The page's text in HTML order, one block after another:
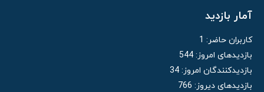
آمار بازدید
کاربران حاضر: 1
بازدیدهای امروز: 544
بازدیدکنندگان امروز: 34
بازدیدهای دیروز: 766